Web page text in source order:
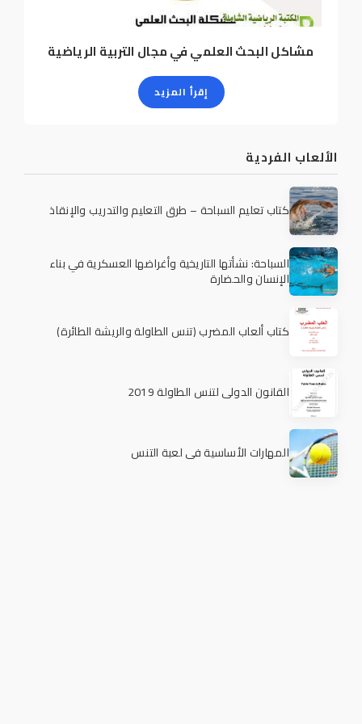
مشاكل البحث العلمي في مجال التربية الرياضية
إقرأ المزيد
الألعاب الفردية
كتاب تعليم السباحة – طرق التعليم والتدريب والإنقاذ
السباحة: نشأتها التاريخية وأغراضها العسكرية في بناء
الإنسان والحضارة
كتاب ألعاب المضرب (تنس الطاولة والريشة الطائرة)
القانون الدولي لتنس الطاولة 2019
المهارات الأساسية في لعبة التنس